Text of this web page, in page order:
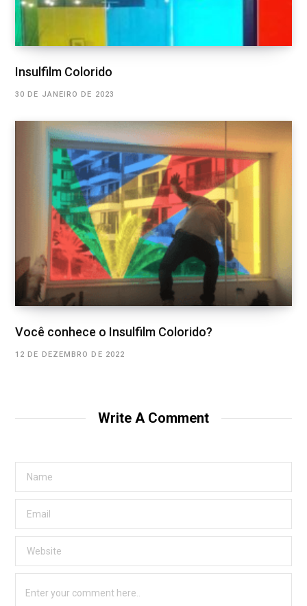
Insulfilm Colorido
30 DE JANEIRO DE 2023
Você conhece o Insulfilm Colorido?
12 DE DEZEMBRO DE 2022
Write A Comment